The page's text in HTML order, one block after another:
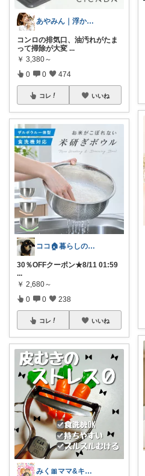
あやみん｜浮かせる収納と快適生活
コンロの排気口、油汚れがたま
って掃除が大変 ...
￥ 3,380～
0 0 474
コレ いいね
ココ🏠暮らしの必需品
30％OFFクーポン★8/11 01:59
...
￥ 2,680～
0 0 238
コレ いいね
みく🎀ママ&キッズグッズ🎁